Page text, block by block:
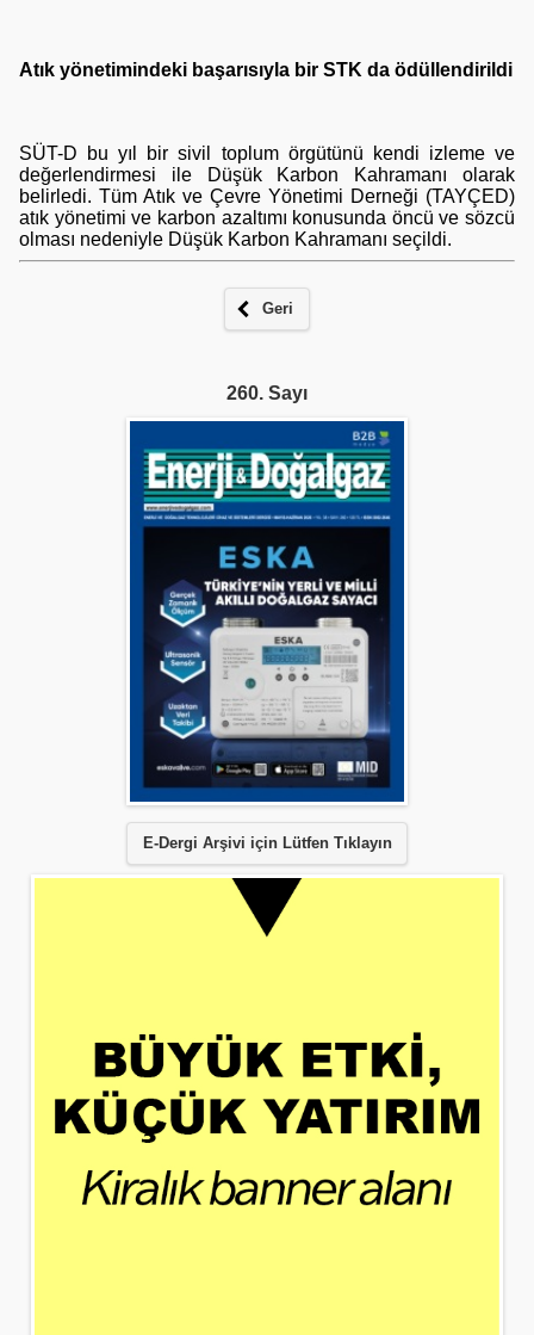
Atık yönetimindeki başarısıyla bir STK da ödüllendirildi
SÜT-D bu yıl bir sivil toplum örgütünü kendi izleme ve
değerlendirmesi ile Düşük Karbon Kahramanı olarak
belirledi. Tüm Atık ve Çevre Yönetimi Derneği (TAYÇED)
atık yönetimi ve karbon azaltımı konusunda öncü ve sözcü
olması nedeniyle Düşük Karbon Kahramanı seçildi.
Geri
260. Sayı
E-Dergi Arşivi için Lütfen Tıklayın